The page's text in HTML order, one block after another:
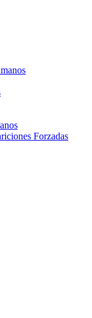
Forzadas